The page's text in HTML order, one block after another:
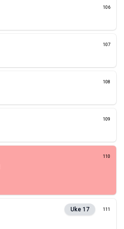
106
107
108
109
110
Uke 17 111